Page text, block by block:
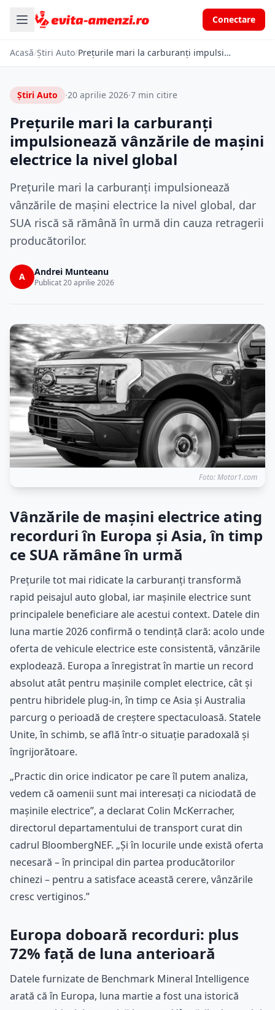
Conectare
Acasă/Știri Auto/ Prețurile mari la carburanți impulsionează vânzările de mașini electrice la nivel global
Știri Auto ·20 aprilie 2026·7 min citire
Prețurile mari la carburanți
impulsionează vânzările de mașini
electrice la nivel global
Prețurile mari la carburanți impulsionează
vânzările de mașini electrice la nivel global, dar
SUA riscă să rămână în urmă din cauza retragerii
producătorilor.
A Andrei Munteanu
Publicat 20 aprilie 2026
Foto: Motor1.com
Vânzările de mașini electrice ating
recorduri în Europa și Asia, în timp
ce SUA rămâne în urmă
Prețurile tot mai ridicate la carburanți transformă
rapid peisajul auto global, iar mașinile electrice sunt
principalele beneficiare ale acestui context. Datele din
luna martie 2026 confirmă o tendință clară: acolo unde
oferta de vehicule electrice este consistentă, vânzările
explodează. Europa a înregistrat în martie un record
absolut atât pentru mașinile complet electrice, cât și
pentru hibridele plug-in, în timp ce Asia și Australia
parcurg o perioadă de creștere spectaculoasă. Statele
Unite, în schimb, se află într-o situație paradoxală și
îngrijorătoare.
„Practic din orice indicator pe care îl putem analiza,
vedem că oamenii sunt mai interesați ca niciodată de
mașinile electrice”, a declarat Colin McKerracher,
directorul departamentului de transport curat din
cadrul BloombergNEF. „Și în locurile unde există oferta
necesară – în principal din partea producătorilor
chinezi – pentru a satisface această cerere, vânzările
cresc vertiginos.”
Europa doboară recorduri: plus
72% față de luna anterioară
Datele furnizate de Benchmark Mineral Intelligence
arată că în Europa, luna martie a fost una istorică